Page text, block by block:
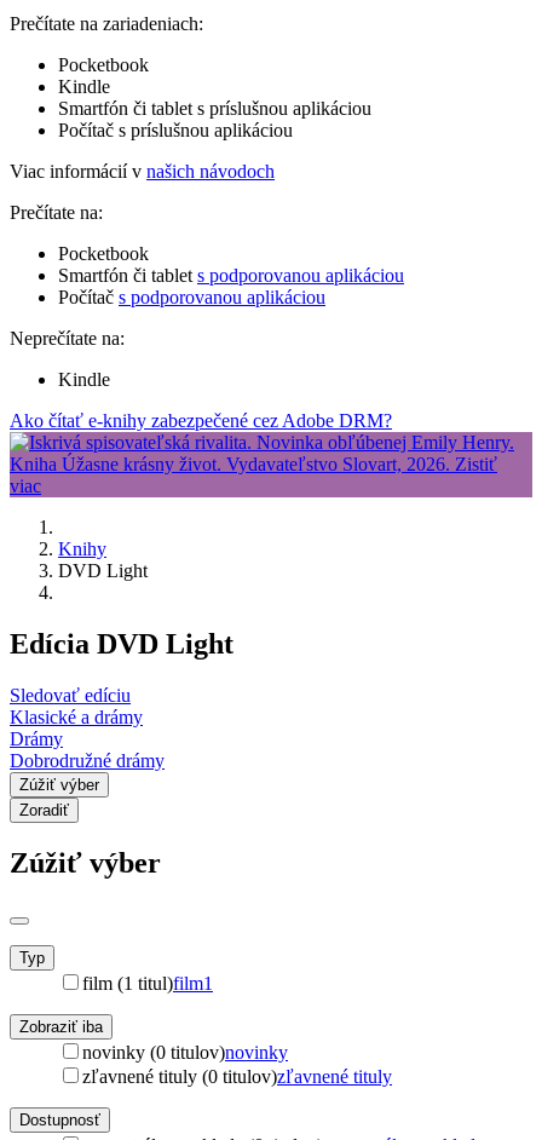
Prečítate na zariadeniach:
Pocketbook
Kindle
Smartfón či tablet s príslušnou aplikáciou
Počítač s príslušnou aplikáciou
Viac informácií v našich návodoch
Prečítate na:
Pocketbook
Smartfón či tablet s podporovanou aplikáciou
Počítač s podporovanou aplikáciou
Neprečítate na:
Kindle
Ako čítať e-knihy zabezpečené cez Adobe DRM?
Knihy
DVD Light
Edícia DVD Light
Sledovať edíciu
Klasické a drámy
Drámy
Dobrodružné drámy
Zúžiť výber
Zoradiť
Zúžiť výber
Typ
film (1 titul)film1
Zobraziť iba
novinky (0 titulov)novinky
zľavnené tituly (0 titulov)zľavnené tituly
Dostupnosť